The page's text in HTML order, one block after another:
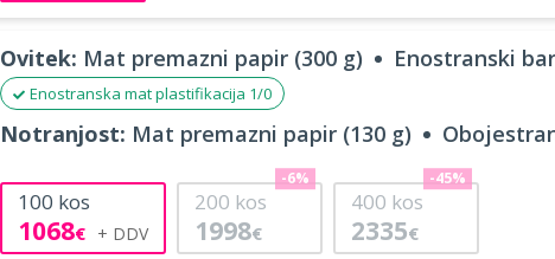
Ovitek: Mat premazni papir (300 g) Enostranski
Enostranska mat plastifikacija 1/0
Notranjost: Mat premazni papir (130 g)
100 kos
1068€
200 kos
1998€
-6%
400 kos
2335€
-45%